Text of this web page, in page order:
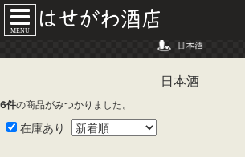
MENU
日本酒
6件の商品がみつかりました。
在庫あり